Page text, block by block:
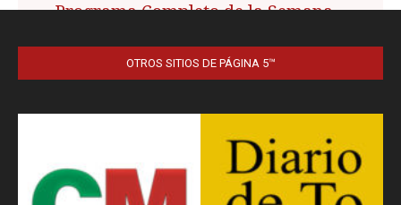
OTROS SITIOS DE PÁGINA 5™